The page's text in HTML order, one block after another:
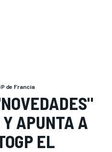
de Francia
Y APUNTA A
EL